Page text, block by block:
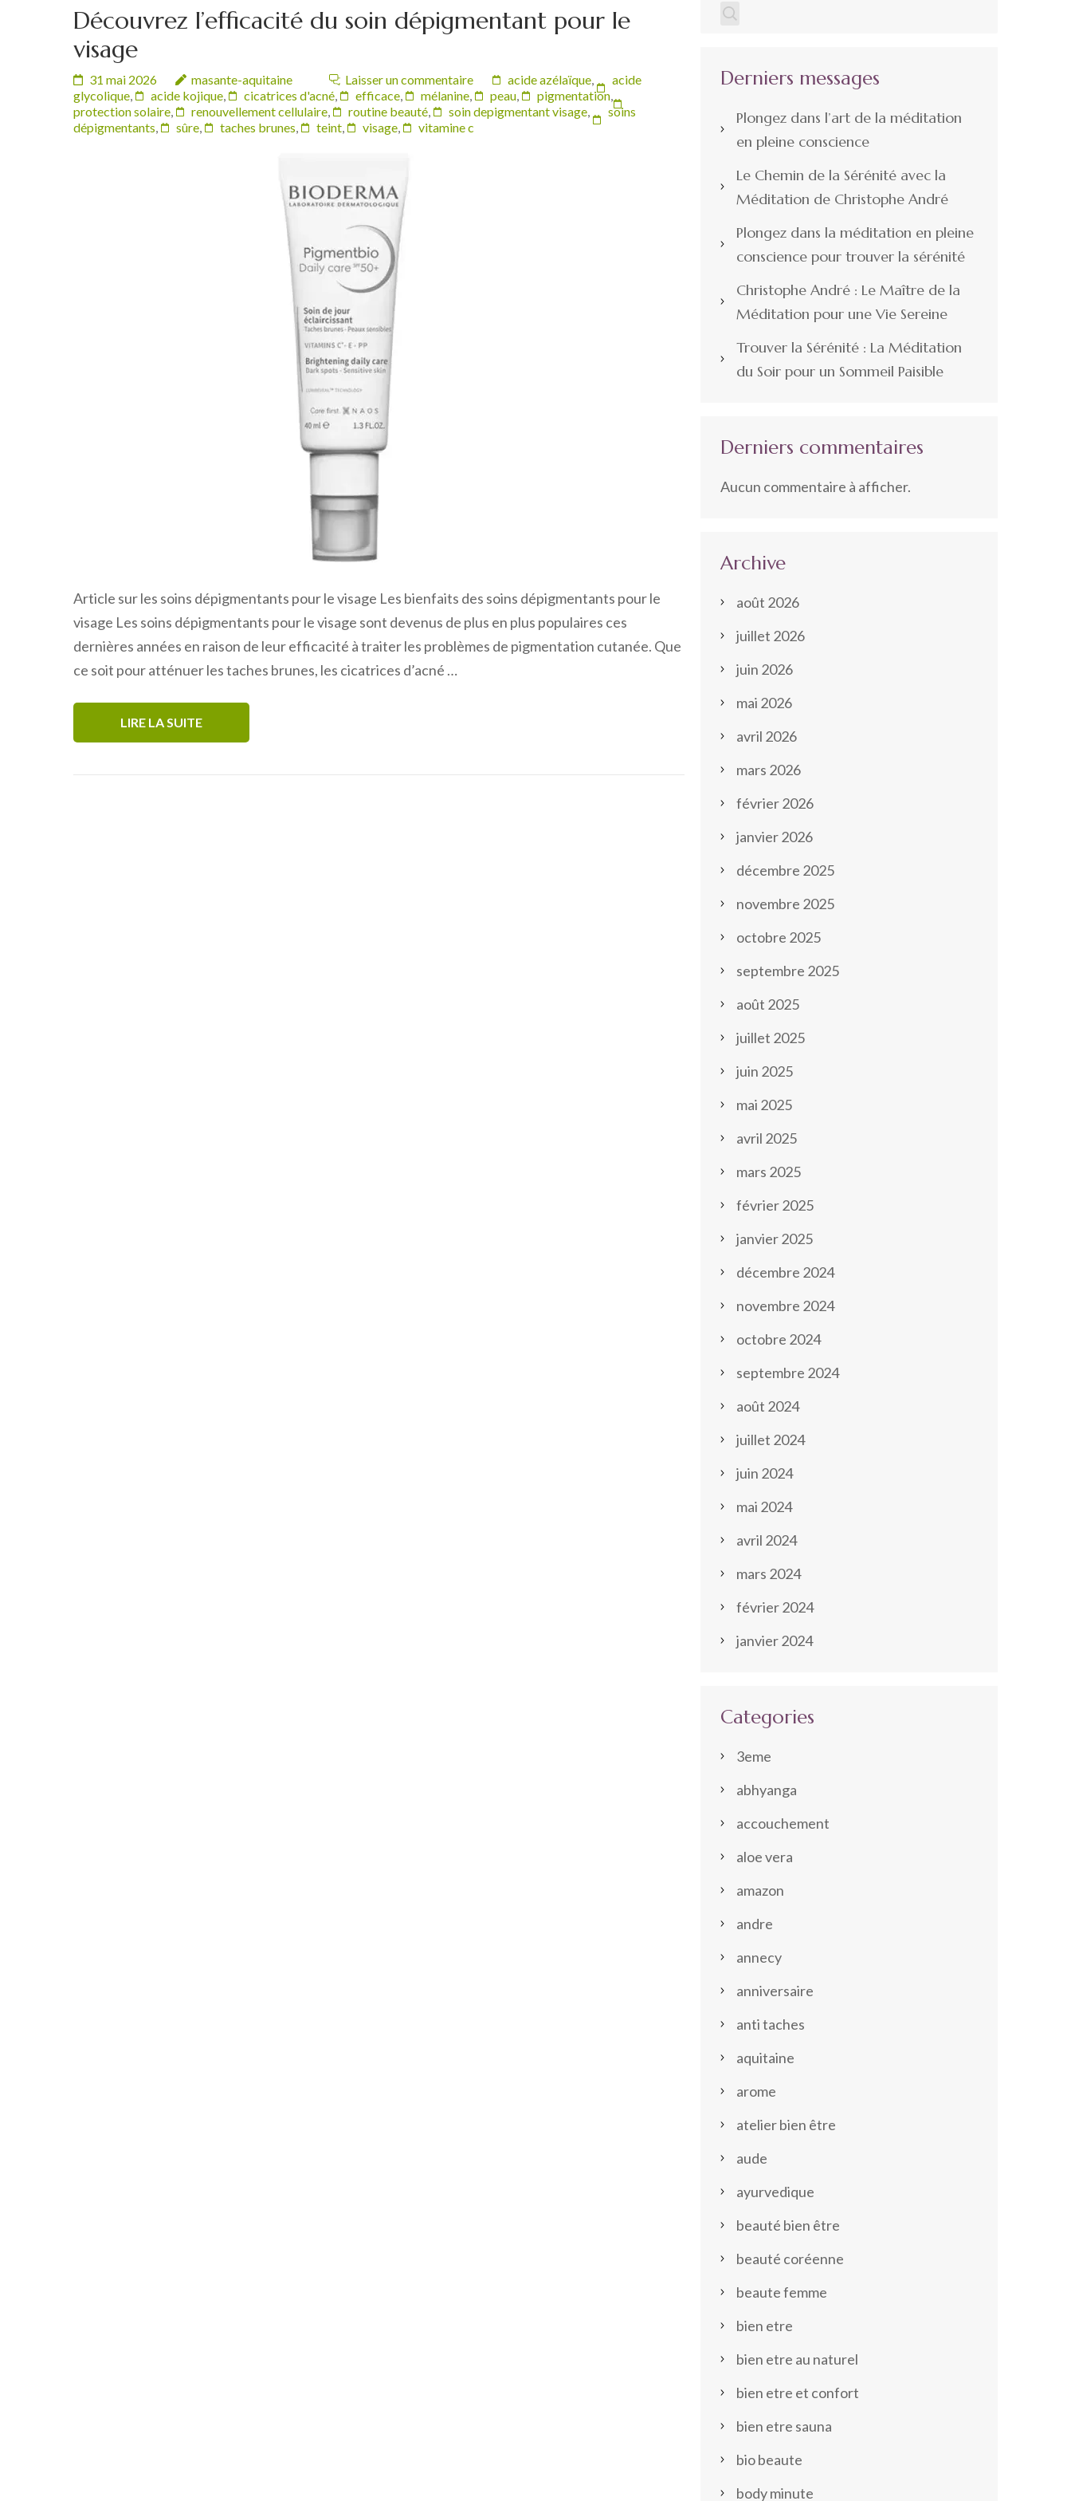
Découvrez l’efficacité du soin dépigmentant pour le
visage
31 mai 2026 masante-aquitaine Laisser un commentaire acide azélaïque,
acide
glycolique, acide kojique, cicatrices d'acné, efficace, mélanine, peau, pigmentation,
protection solaire, renouvellement cellulaire, routine beauté, soin depigmentant visage,
soins
dépigmentants, sûre, taches brunes, teint, visage, vitamine c
Article sur les soins dépigmentants pour le visage Les bienfaits des soins dépigmentants pour le
visage Les soins dépigmentants pour le visage sont devenus de plus en plus populaires ces
dernières années en raison de leur efficacité à traiter les problèmes de pigmentation cutanée. Que
ce soit pour atténuer les taches brunes, les cicatrices d’acné …
LIRE LA SUITE
Derniers messages
Plongez dans l’art de la méditation
en pleine conscience
Le Chemin de la Sérénité avec la
Méditation de Christophe André
Plongez dans la méditation en pleine
conscience pour trouver la sérénité
Christophe André : Le Maître de la
Méditation pour une Vie Sereine
Trouver la Sérénité : La Méditation
du Soir pour un Sommeil Paisible
Derniers commentaires
Aucun commentaire à afficher.
Archive
août 2026
juillet 2026
juin 2026
mai 2026
avril 2026
mars 2026
février 2026
janvier 2026
décembre 2025
novembre 2025
octobre 2025
septembre 2025
août 2025
juillet 2025
juin 2025
mai 2025
avril 2025
mars 2025
février 2025
janvier 2025
décembre 2024
novembre 2024
octobre 2024
septembre 2024
août 2024
juillet 2024
juin 2024
mai 2024
avril 2024
mars 2024
février 2024
janvier 2024
Categories
3eme
abhyanga
accouchement
aloe vera
amazon
andre
annecy
anniversaire
anti taches
aquitaine
arome
atelier bien être
aude
ayurvedique
beauté bien être
beauté coréenne
beaute femme
bien etre
bien etre au naturel
bien etre et confort
bien etre sauna
bio beaute
body minute